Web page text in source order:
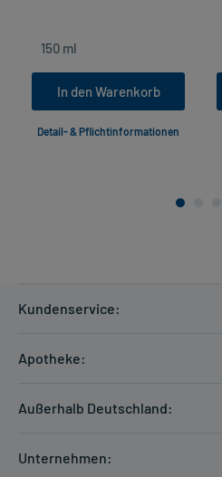
In den Warenkorb
Detail- & Pflichtinformationen
Kundenservice:
Hilfe
Apotheke:
Außerhalb Deutschland:
Unternehmen: